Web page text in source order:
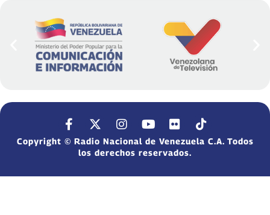
Copyright © Radio Nacional de Venezuela C.A. Todos
los derechos reservados.